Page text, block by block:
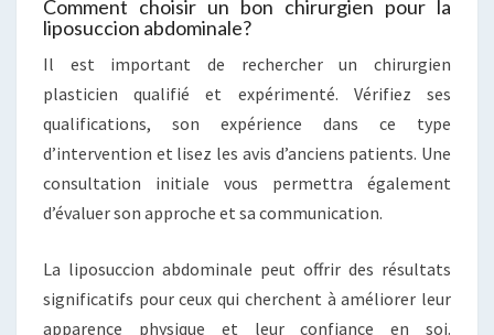
Comment choisir un bon chirurgien pour la
liposuccion abdominale?
Il est important de rechercher un chirurgien
plasticien qualifié et expérimenté. Vérifiez ses
qualifications, son expérience dans ce type
d’intervention et lisez les avis d’anciens patients. Une
consultation initiale vous permettra également
d’évaluer son approche et sa communication.
La liposuccion abdominale peut offrir des résultats
significatifs pour ceux qui cherchent à améliorer leur
apparence physique et leur confiance en soi.